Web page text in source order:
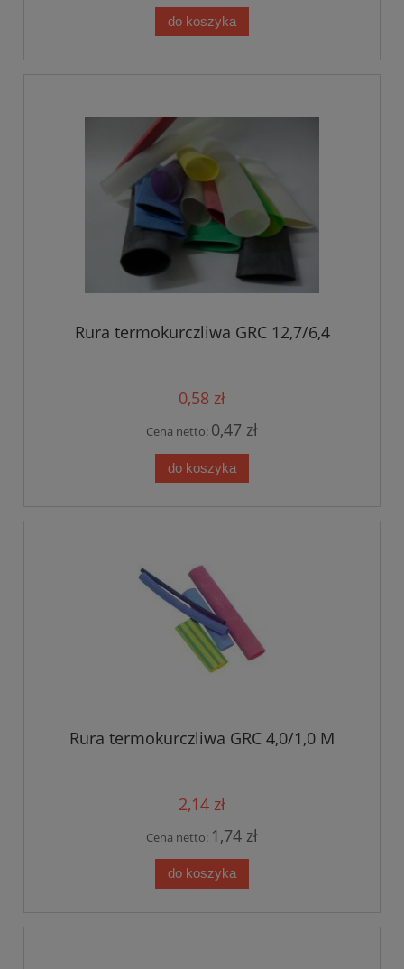
do koszyka
Rura termokurczliwa GRC 12,7/6,4
0,58 zł
Cena netto: 0,47 zł
do koszyka
Rura termokurczliwa GRC 4,0/1,0 M
2,14 zł
Cena netto: 1,74 zł
do koszyka